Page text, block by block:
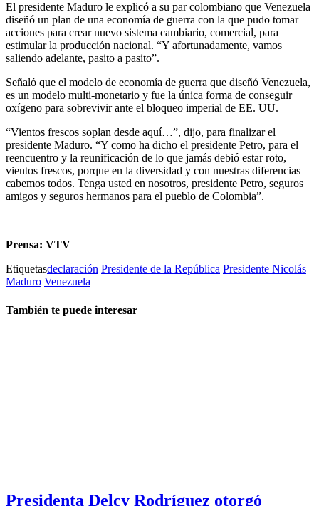
El presidente Maduro le explicó a su par colombiano que Venezuela
diseñó un plan de una economía de guerra con la que pudo tomar
acciones para crear nuevo sistema cambiario, comercial, para
estimular la producción nacional. “Y afortunadamente, vamos
saliendo adelante, pasito a pasito”.
Señaló que el modelo de economía de guerra que diseñó Venezuela,
es un modelo multi-monetario y fue la única forma de conseguir
oxígeno para sobrevivir ante el bloqueo imperial de EE. UU.
“Vientos frescos soplan desde aquí…”, dijo, para finalizar el
presidente Maduro. “Y como ha dicho el presidente Petro, para el
reencuentro y la reunificación de lo que jamás debió estar roto,
vientos frescos, porque en la diversidad y con nuestras diferencias
cabemos todos. Tenga usted en nosotros, presidente Petro, seguros
amigos y seguros hermanos para el pueblo de Colombia”.
Prensa: VTV
Etiquetasdeclaración Presidente de la República Presidente Nicolás
Maduro Venezuela
También te puede interesar
Presidenta Delcy Rodríguez otorgó